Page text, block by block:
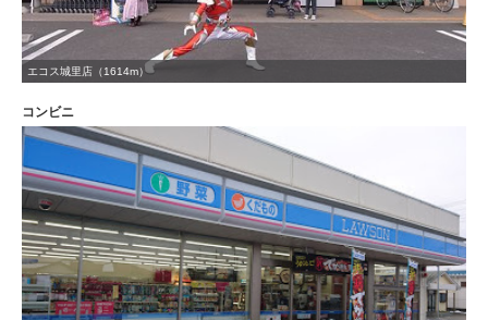
エコス城里店（1614m）
コンビニ